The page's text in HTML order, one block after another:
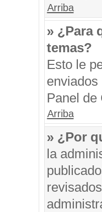
Arriba
» ¿Para
temas?
Esto le
Panel de
Arriba
» ¿Por
la